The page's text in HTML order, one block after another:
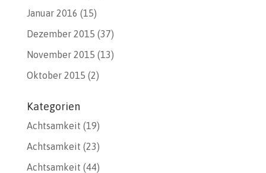
Januar 2016 (15)
Dezember 2015 (37)
November 2015 (13)
Oktober 2015 (2)
Kategorien
Achtsamkeit (19)
Achtsamkeit (23)
Achtsamkeit (44)